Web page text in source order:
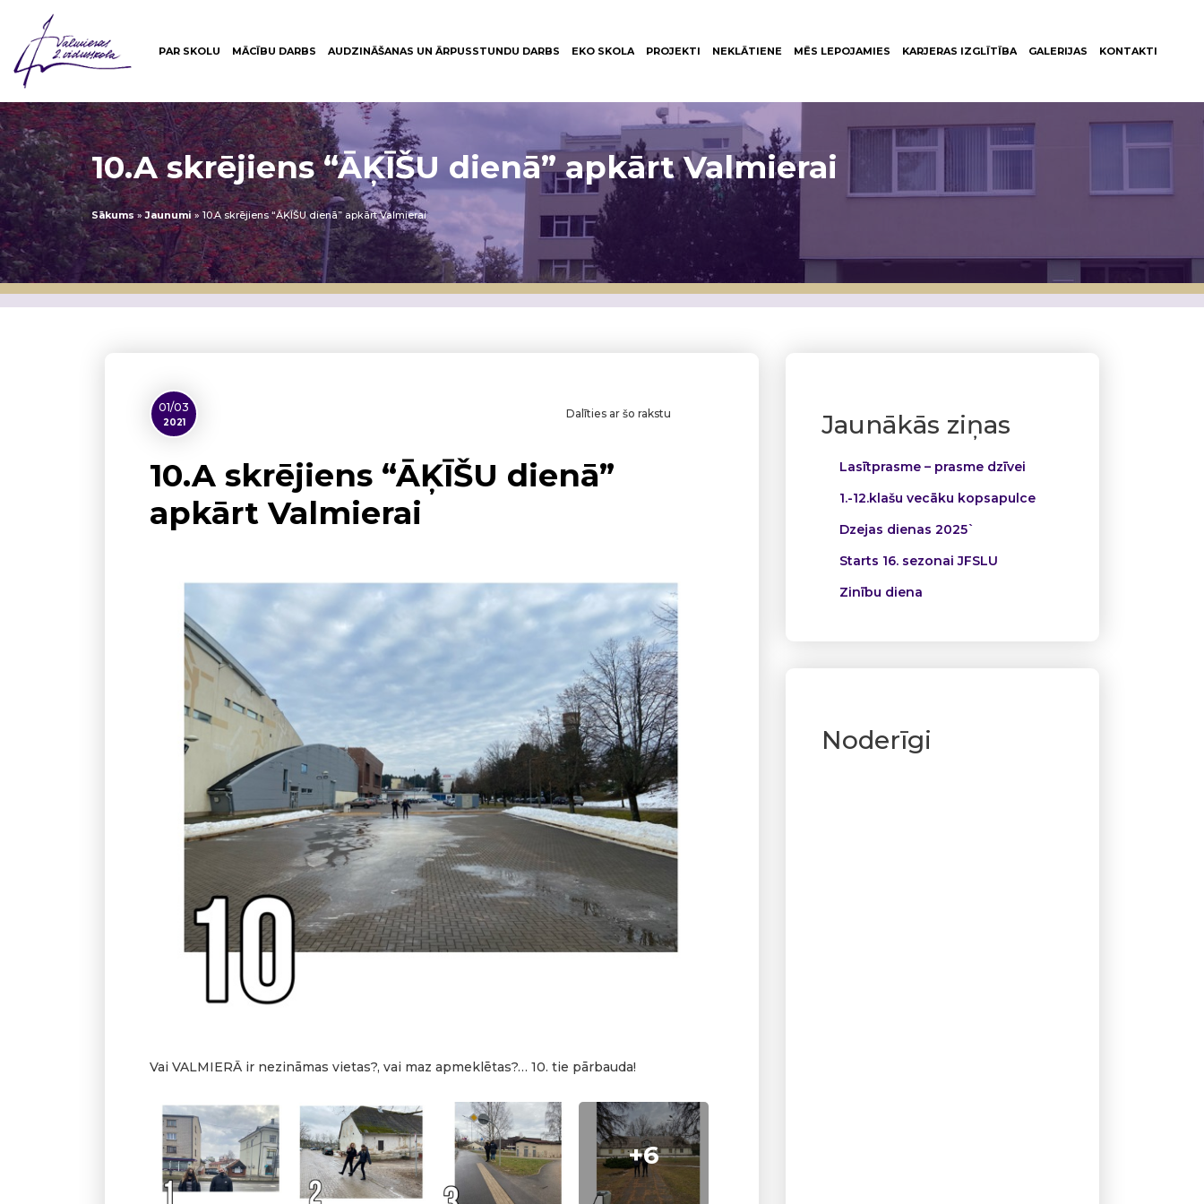
PAR SKOLU MĀCĪBU DARBS AUDZINĀŠANAS UN ĀRPUSSTUNDU DARBS EKO SKOLA PROJEKTI NEKLĀTIENE MĒS LEPOJAMIES KARJERAS IZGLĪTĪBA GALERIJAS KONTAKTI
10.A skrējiens “ĀĶĪŠU dienā” apkārt Valmierai
Sākums»Jaunumi»10.A skrējiens “ĀĶĪŠU dienā” apkārt Valmierai
Jaunākās ziņas
Lasītprasme – prasme dzīvei
1.-12.klašu vecāku kopsapulce
Dzejas dienas 2025`
Starts 16. sezonai JFSLU
Zinību diena
Noderīgi
01/03
2021
Dalīties ar šo rakstu
10.A skrējiens “ĀĶĪŠU dienā”
apkārt Valmierai
Vai VALMIERĀ ir nezināmas vietas?, vai maz apmeklētas?… 10. tie pārbauda!
+6